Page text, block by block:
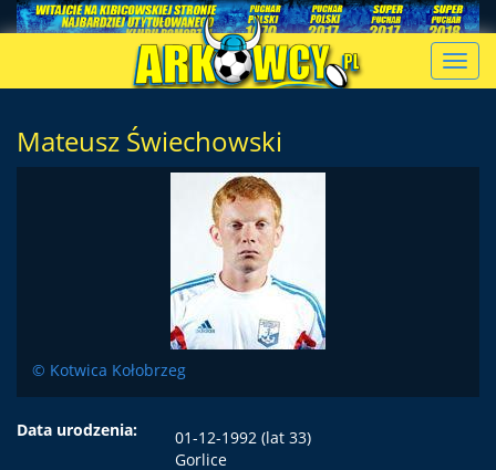
Mateusz Świechowski
© Kotwica Kołobrzeg
Data urodzenia:
01-12-1992 (lat 33)
Gorlice